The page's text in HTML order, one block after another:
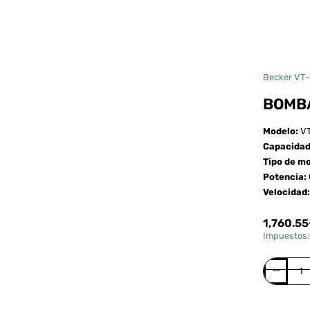
Becker
Modelo:
Tipo de
Potencia:
Velocidad:
Bomba